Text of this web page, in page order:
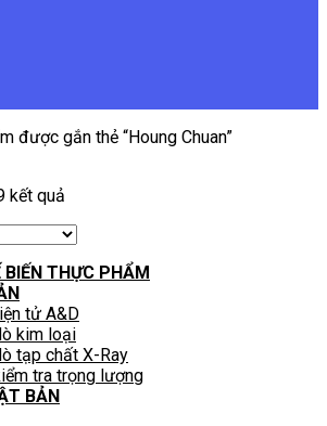
được gắn thẻ “Houng Chuan”
kết quả
THỰC PHẨM
tử A&D
kim loại
tạp chất X-Ray
tra trọng lượng
BẢN